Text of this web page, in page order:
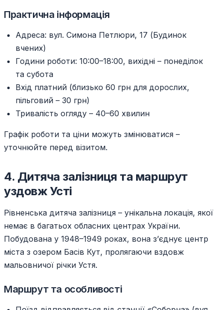
Практична інформація
Адреса: вул. Симона Петлюри, 17 (Будинок
вчених)
Години роботи: 10:00–18:00, вихідні – понеділок
та субота
Вхід платний (близько 60 грн для дорослих,
пільговий – 30 грн)
Тривалість огляду – 40–60 хвилин
Графік роботи та ціни можуть змінюватися –
уточнюйте перед візитом.
4. Дитяча залізниця та маршрут
уздовж Усті
Рівненська дитяча залізниця – унікальна локація, якої
немає в багатьох обласних центрах України.
Побудована у 1948–1949 роках, вона з’єднує центр
міста з озером Басів Кут, пролягаючи вздовж
мальовничої річки Устя.
Маршрут та особливості